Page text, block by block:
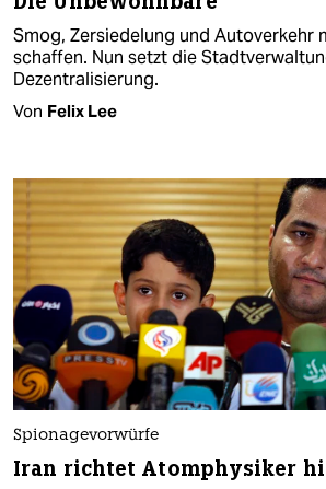
Smog, Zersiedelung und Autoverkehr
schaffen. Nun setzt die
Dezentralisierung.
Von Felix Lee
Spionagevorwürfe
Iran richtet Atomphysiker